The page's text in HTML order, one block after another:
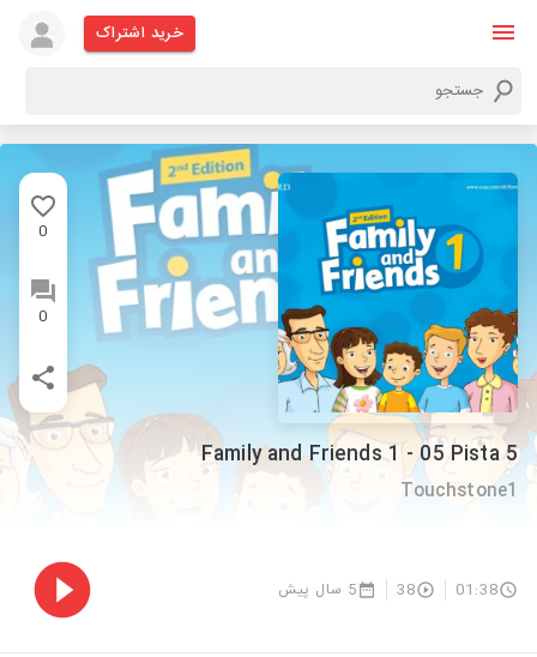
خرید اشتراک
0
0
Family and Friends 1 - 05 Pista 5
Touchstone1
01:38
38 5 سال پیش